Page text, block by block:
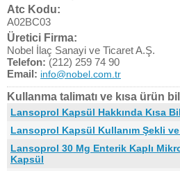
Atc Kodu:
A02BC03
Üretici Firma:
Nobel İlaç Sanayi ve Ticaret A.Ş.
Telefon: (212) 259 74 90
Email: info@nobel.com.tr
Kullanma talimatı ve kısa ürün
Lansoprol Kapsül Hakkında Kısa
Lansoprol Kapsül Kullanım Şekli ve
Lansoprol 30 Mg Enterik Kaplı
Kapsül